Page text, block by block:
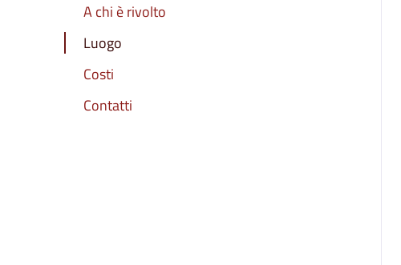
A chi è rivolto
Luogo
Costi
Contatti